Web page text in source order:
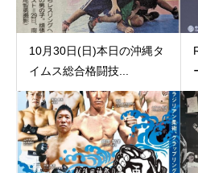
10月30日(日)本日の沖縄タ
イムス総合格闘技...